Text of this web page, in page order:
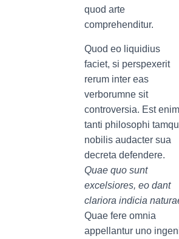
quod arte
comprehenditur.
Quod eo liquidius
faciet, si perspexerit
rerum inter eas
verborumne sit
controversia. Est enim
tanti philosophi
nobilis audacter sua
decreta defendere.
Quae quo sunt
excelsiores, eo dant
clariora indicia
Quae fere omnia
appellantur uno